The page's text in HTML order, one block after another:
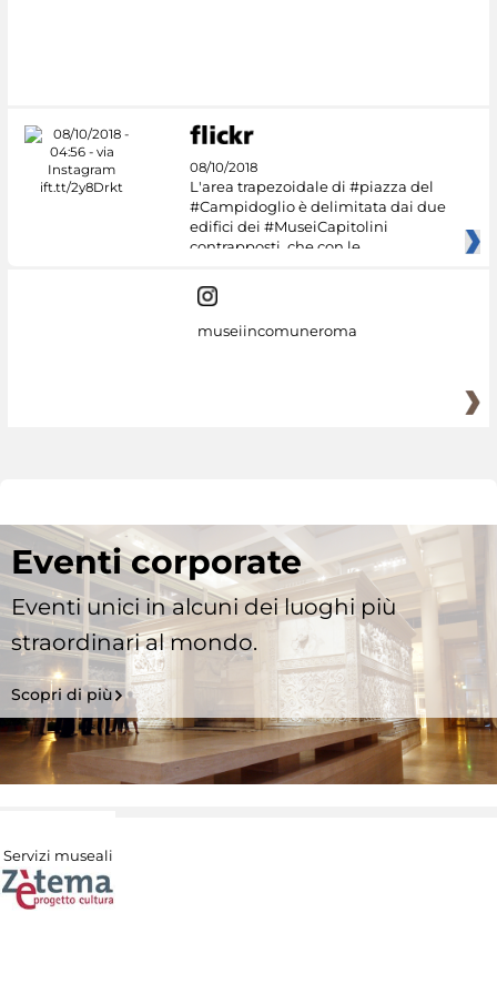
08/10/2018
L'area trapezoidale di #piazza del
#Campidoglio è delimitata dai due
edifici dei #MuseiCapitolini
contrapposti, che con le
museiincomuneroma
Eventi corporate
Eventi unici in alcuni dei luoghi più
straordinari al mondo.
Scopri di più
Servizi museali